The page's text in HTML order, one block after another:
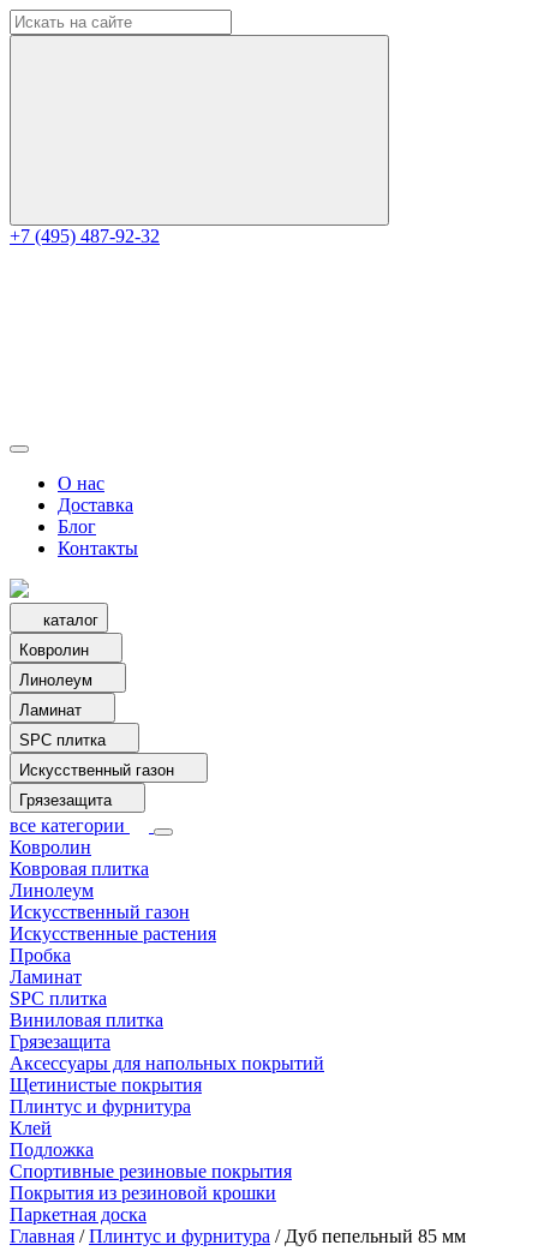
+7 (495) 487-92-32
О нас
Доставка
Блог
Контакты
каталог
Ковролин
Линолеум
Ламинат
SPC плитка
Искусственный газон
Грязезащита
все категории
Ковролин
Ковровая плитка
Линолеум
Искусственный газон
Искусственные растения
Пробка
Ламинат
SPC плитка
Виниловая плитка
Грязезащита
Аксессуары для напольных покрытий
Щетинистые покрытия
Плинтус и фурнитура
Клей
Подложка
Спортивные резиновые покрытия
Покрытия из резиновой крошки
Паркетная доска
Главная /Плинтус и фурнитура / Дуб пепельный 85 мм